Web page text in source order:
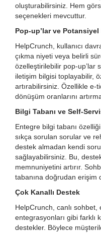
oluşturabilirsiniz. Hem
seçenekleri mevcuttur.
Pop-up’lar ve
HelpCrunch, kullanıcı
çıkma niyeti veya belirli
özelleştirilebilir pop-up’lar
iletişim bilgisi toplayabilir,
artırabilirsiniz. Özellikle e-
dönüşüm oranlarını
Bilgi Tabanı ve Self-
Entegre bilgi tabanı
sıkça sorulan sorular ve
destek almadan kendi
sağlayabilirsiniz. Bu,
memnuniyetini artırır.
tabanına doğrudan erişim
Çok Kanallı Destek
HelpCrunch, canlı
entegrasyonları gibi farklı
destekler. Böylece